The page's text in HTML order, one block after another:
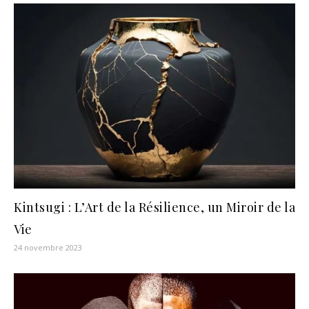
Kintsugi : L’Art de la Résilience, un Miroir de la
Vie
24 novembre 2023